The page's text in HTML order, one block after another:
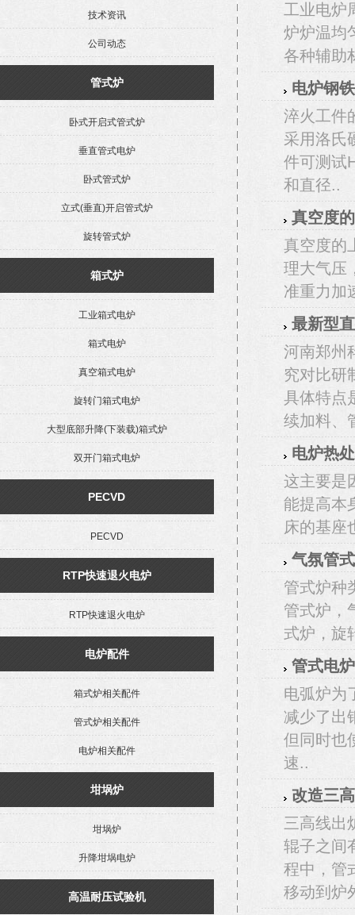
技术资讯
公司动态
管式炉
卧式开启式管式炉
垂直管式电炉
卧式管式炉
立式(垂直)开启管式炉
旋转管式炉
箱式炉
工业箱式电炉
箱式电炉
真空箱式电炉
旋转门箱式电炉
大型底部升降(下装载)箱式炉
双开门箱式电炉
PECVD
PECVD
RTP快速退火电炉
RTP快速退火电炉
电炉配件
箱式炉相关配件
管式炉相关配件
电炉相关配件
坩埚炉
坩埚炉
升降坩埚电炉
高温耐压试验机
工业电炉
炉炉温均
各种辅助
电炉钢
淬火工件
采用洛氏
件可测试
和直径..
真空度
真空度的
理大气压
准重力加
最新型
河南郑州
究对比研
具体特点
续加料、
电炉热
这主要是
能提高本
床的基座
气氛管
管式炉种
管式炉，
式炉，旋
管式电
电弧炉为
减少了出
但同时也
速..
改造三
三高线出
辊子之间
程中，管
移动到炉